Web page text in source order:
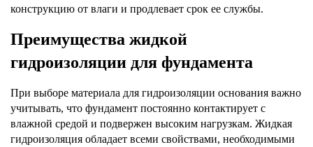
конструкцию от влаги и продлевает срок ее службы.
Преимущества жидкой
гидроизоляции для фундамента
При выборе материала для гидроизоляции основания важно
учитывать, что фундамент постоянно контактирует с
влажной средой и подвержен высоким нагрузкам. Жидкая
гидроизоляция обладает всеми свойствами, необходимыми